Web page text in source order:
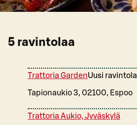
5 ravintolaa
Trattoria GardenUusi ravintola
Tapionaukio 3, 02100, Espoo
Trattoria Aukio, Jyväskylä